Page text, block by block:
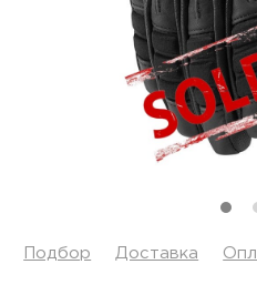
Подбор Доставка